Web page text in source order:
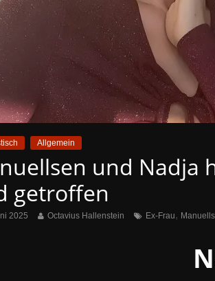
Allgemein
und Nadja
getroffen
2025 Octavius Hallenstein Ex-Frau,